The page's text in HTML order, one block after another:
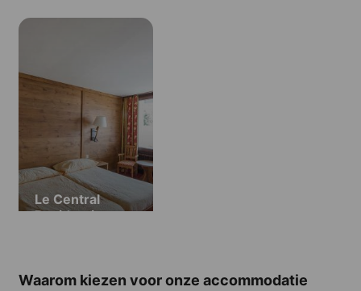
Le Central
Residentie
Waarom kiezen voor onze accommodatie